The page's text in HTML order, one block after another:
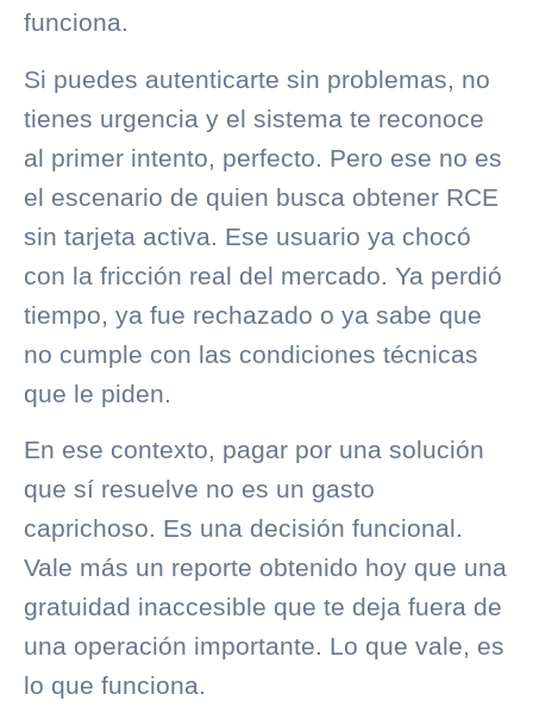
funciona.
Si puedes autenticarte sin problemas, no
tienes urgencia y el sistema te reconoce
al primer intento, perfecto. Pero ese no es
el escenario de quien busca obtener RCE
sin tarjeta activa. Ese usuario ya chocó
con la fricción real del mercado. Ya perdió
tiempo, ya fue rechazado o ya sabe que
no cumple con las condiciones técnicas
que le piden.
En ese contexto, pagar por una solución
que sí resuelve no es un gasto
caprichoso. Es una decisión funcional.
Vale más un reporte obtenido hoy que una
gratuidad inaccesible que te deja fuera de
una operación importante. Lo que vale, es
lo que funciona.